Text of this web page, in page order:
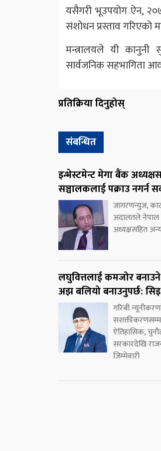
यसैगरी भूउपयोग ऐन,
संशोधन प्रस्ताव गरिएको
मन्त्रालयले यी कानुनी
सार्वजनिक सहभागिता
प्रतिक्रिया दिनुहोस्
संबन्धित
इन्भेस्टमेन्ट मेगा बैंक
सञ्चालकलाई पक्राउ नगर्न
जागरणन्युज,
अदालतले नेपाल
अध्यक्षसहित
लघुवित्तलाई कमजोर
अझ बलियो बनाउनुपर्छ:
गरिबी
सशक्तीकरणसम्म
ऐतिहासिक,
सरकारदेखि
जिम्मेवारी